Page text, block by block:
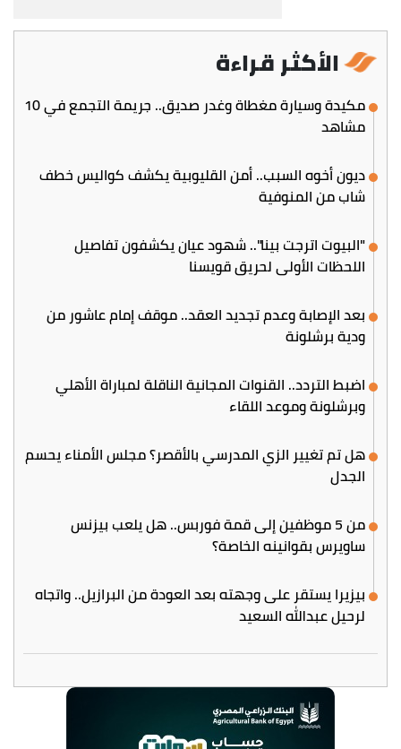
الأكثر قراءة
مكيدة وسيارة مغطاة وغدر صديق.. جريمة التجمع في 10
مشاهد
ديون أخوه السبب.. أمن القليوبية يكشف كواليس خطف
شاب من المنوفية
"البيوت اترجت بينا".. شهود عيان يكشفون تفاصيل
اللحظات الأولى لحريق قويسنا
بعد الإصابة وعدم تجديد العقد.. موقف إمام عاشور من
ودية برشلونة
اضبط التردد.. القنوات المجانية الناقلة لمباراة الأهلي
وبرشلونة وموعد اللقاء
هل تم تغيير الزي المدرسي بالأقصر؟ مجلس الأمناء يحسم
الجدل
من 5 موظفين إلى قمة فوربس.. هل يلعب بيزنس
ساويرس بقوانينه الخاصة؟
بيزيرا يستقر على وجهته بعد العودة من البرازيل.. واتجاه
لرحيل عبدالله السعيد